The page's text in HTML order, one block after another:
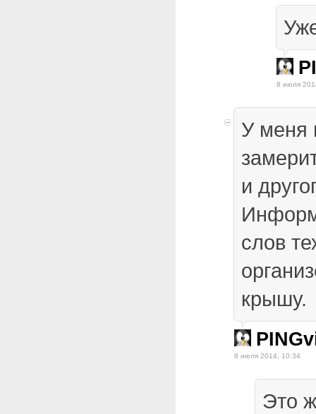
8 июля
У меня
и
слов
крышу.
8 июля 2014, 10:34
Это